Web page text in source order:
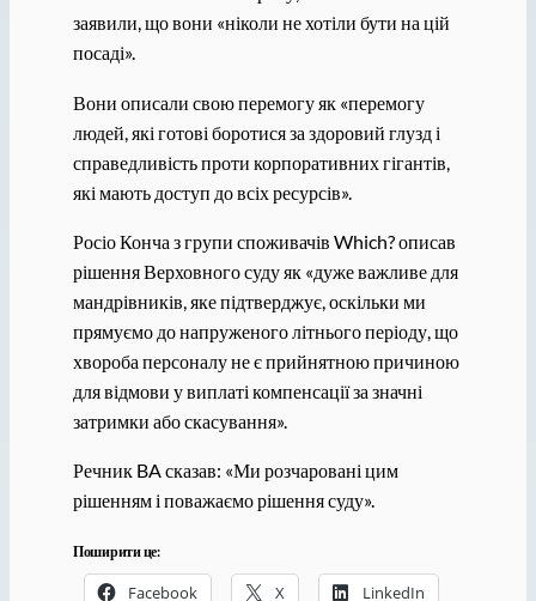
заявили, що вони «ніколи не хотіли бути на цій
посаді».
Вони описали свою перемогу як «перемогу
людей, які готові боротися за здоровий глузд і
справедливість проти корпоративних гігантів,
які мають доступ до всіх ресурсів».
Росіо Конча з групи споживачів Which? описав
рішення Верховного суду як «дуже важливе для
мандрівників, яке підтверджує, оскільки ми
прямуємо до напруженого літнього періоду, що
хвороба персоналу не є прийнятною причиною
для відмови у виплаті компенсації за значні
затримки або скасування».
Речник BA сказав: «Ми розчаровані цим
рішенням і поважаємо рішення суду».
Поширити це:
Facebook X LinkedIn